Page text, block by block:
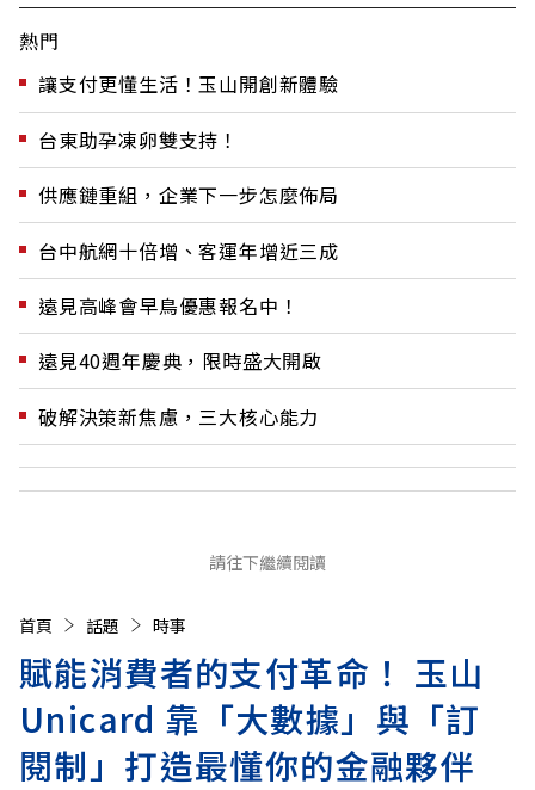
熱門
讓支付更懂生活！玉山開創新體驗
台東助孕凍卵雙支持！
供應鏈重組，企業下一步怎麼佈局
台中航網十倍增、客運年增近三成
遠見高峰會早鳥優惠報名中！
遠見40週年慶典，限時盛大開啟
破解決策新焦慮，三大核心能力
請往下繼續閱讀
首頁 話題 時事
賦能消費者的支付革命！ 玉山
Unicard 靠「大數據」與「訂
閱制」打造最懂你的金融夥伴